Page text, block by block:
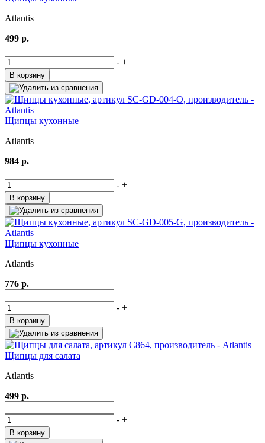
Atlantis
499 р.
- +
В корзину
Щипцы кухонные
Atlantis
984 р.
- +
В корзину
Щипцы кухонные
Atlantis
776 р.
- +
В корзину
Щипцы для салата
Atlantis
499 р.
- +
В корзину